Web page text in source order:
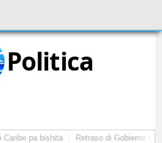
Politica
pa bishita Retraso di Gobierno ta